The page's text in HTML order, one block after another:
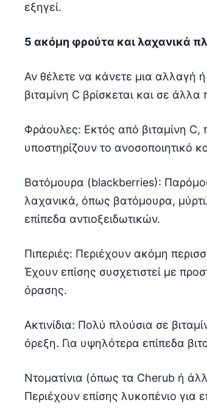
εξηγεί.
5 ακόμη φρούτα και λαχανικά
Αν θέλετε να κάνετε μια αλλαγή
βιταμίνη C βρίσκεται και σε άλλα
Φράουλες: Εκτός από βιταμίνη C,
υποστηρίζουν το ανοσοποιητικό
Βατόμουρα (blackberries):
λαχανικά, όπως βατόμουρα,
επίπεδα αντιοξειδωτικών.
Πιπεριές: Περιέχουν ακόμη
Έχουν επίσης συσχετιστεί με
όρασης.
Ακτινίδια: Πολύ πλούσια σε
όρεξη. Για υψηλότερα επίπεδα
Ντοματίνια (όπως τα Cherub ή
Περιέχουν επίσης λυκοπένιο για